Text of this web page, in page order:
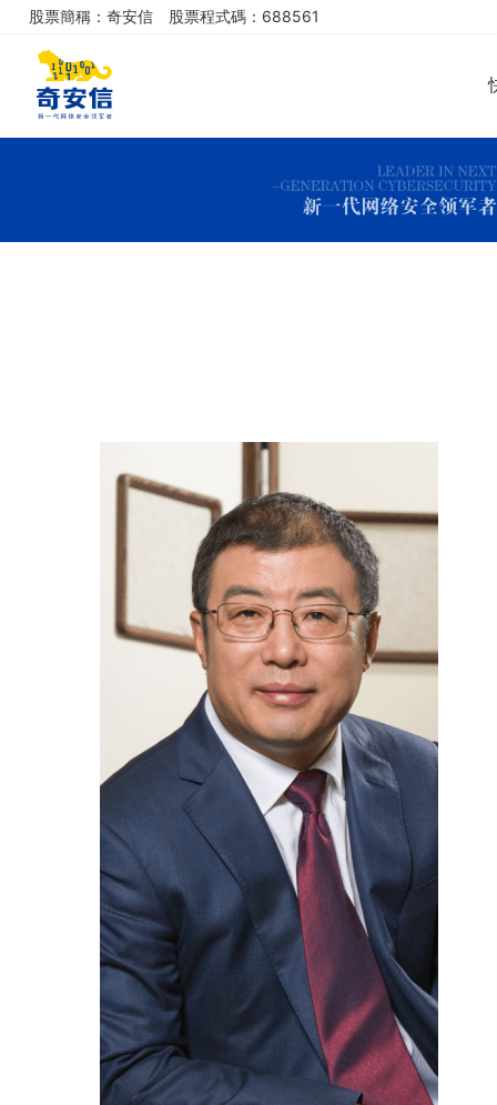
股票簡稱：奇安信 股票程式碼：688561